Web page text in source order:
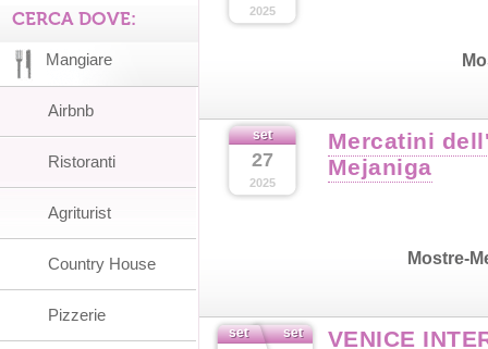
2025
set
27
2025
Mercatini
Mejaniga
Mostre-
set set
VENICE
CERCA DOVE:
Mangiare
Airbnb
Ristoranti
Agriturist
Country House
Pizzerie